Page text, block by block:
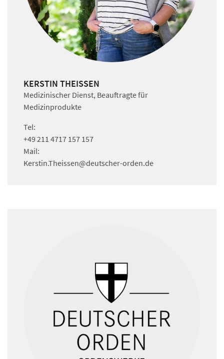
KERSTIN THEISSEN
Medizinischer Dienst, Beauftragte für
Medizinprodukte
Tel:
+49 211 4717 157 157
Mail:
Kerstin.Theissen@deutscher-orden.de